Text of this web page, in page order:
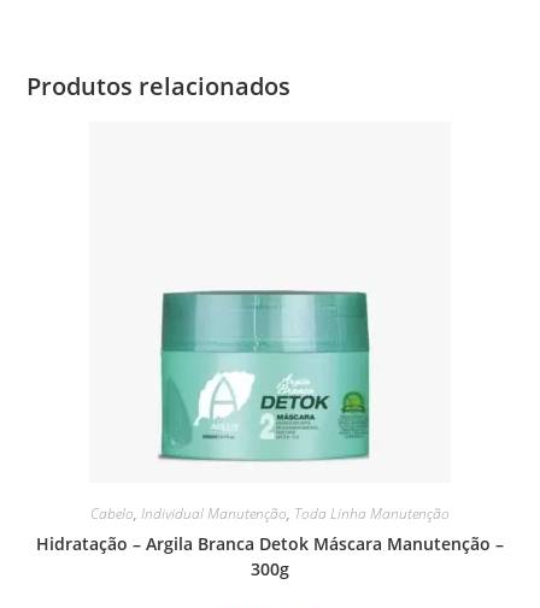
Produtos relacionados
Cabelo, Individual Manutenção, Toda Linha Manutenção
Hidratação – Argila Branca Detok Máscara Manutenção –
300g